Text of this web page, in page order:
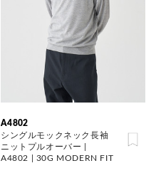
A4802
シングルモックネック長袖
ニットプルオーバー |
A4802 | 30G MODERN FIT